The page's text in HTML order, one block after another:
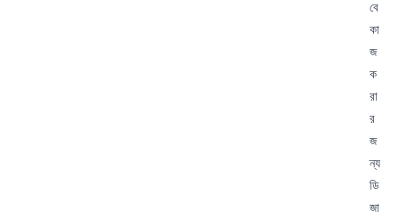
বে
কা
জ
ক
রা
র
জ
ন্য
ডি
জা